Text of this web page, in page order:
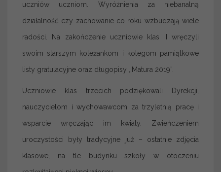
uczniów uczniom. Wyróżnienia za niebanalną
działalność czy zachowanie co roku wzbudzają wiele
radości. Na zakończenie uczniowie klas II wręczyli
swoim starszym koleżankom i kolegom pamiątkowe
listy gratulacyjne oraz długopisy ,,Matura 2019”.
Uczniowie klas trzecich podziękowali Dyrekcji,
nauczycielom i wychowawcom za trzyletnią pracę i
wsparcie wręczając im kwiaty. Zwieńczeniem
uroczystości były tradycyjne już – ostatnie zdjęcia
klasowe, na tle budynku szkoły w otoczeniu